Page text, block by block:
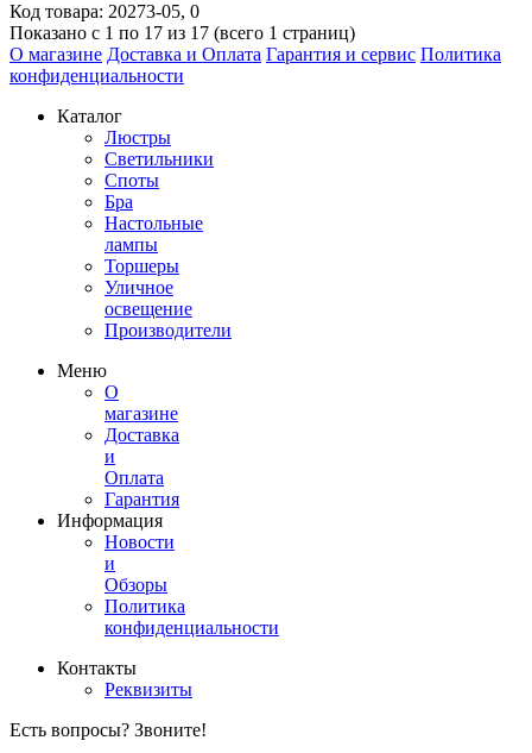
Код товара: 20273-05, 0
Показано с 1 по 17 из 17 (всего 1 страниц)
О магазине Доставка и Оплата Гарантия и сервис Политика
конфиденциальности
Каталог
Люстры
Светильники
Споты
Бра
Настольные
лампы
Торшеры
Уличное
освещение
Производители
Меню
О
магазине
Доставка
и
Оплата
Гарантия
Информация
Новости
и
Обзоры
Политика
конфиденциальности
Контакты
Реквизиты
Есть вопросы? Звоните!